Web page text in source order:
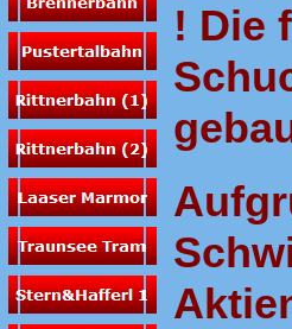
! Die